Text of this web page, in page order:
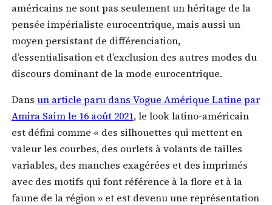
américains ne sont pas seulement un héritage de la
pensée impérialiste eurocentrique, mais aussi un
moyen persistant de différenciation,
d’essentialisation et d’exclusion des autres modes du
discours dominant de la mode eurocentrique.
Dans un article paru dans Vogue Amérique Latine par
Amira Saim le 16 août 2021, le look latino-américain
est défini comme « des silhouettes qui mettent en
valeur les courbes, des ourlets à volants de tailles
variables, des manches exagérées et des imprimés
avec des motifs qui font référence à la flore et à la
faune de la région » et est devenu une représentation